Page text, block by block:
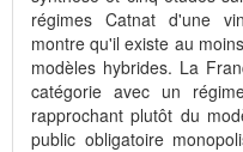
régimes Catnat d'une
montre qu'il existe au
modèles hybrides. La
catégorie avec un
rapprochant plutôt du
public obligatoire